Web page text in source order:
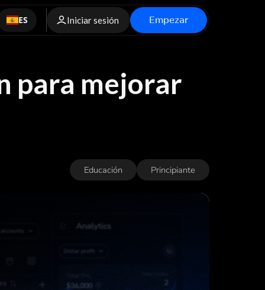
ES Iniciar sesión Empezar
para mejorar
Educación Principiante